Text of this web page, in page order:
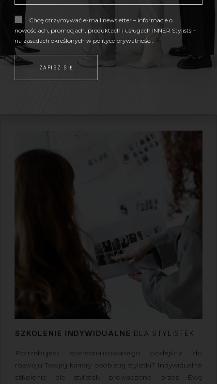
okazję.
CENA OD500,00ZŁ
zobacz więcej
SZKOLENIE INDYWIDUALNE DLA STYLISTEK
Potrzebujesz spersonalizowanego podejścia do
rozwoju Twojejj kariery osobistej stylistki? Indywidualne
szkolenie dla stylistek prowadzone przez Ewę
Chcę otrzymywać e-mail newsletter – informacje o
nowościach, promocjach, produktach i usługach INNER Stylists –
na zasadach określonych w polityce prywatności.